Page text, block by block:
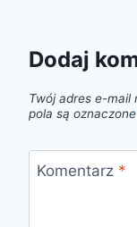
Dodaj
Twój adres e-mail
pola są oznaczone
Komentarz *